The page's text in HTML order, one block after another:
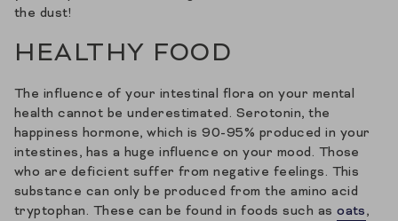
the dust!
HEALTHY FOOD
The influence of your intestinal flora on your mental
health cannot be underestimated. Serotonin, the
happiness hormone, which is 90-95% produced in your
intestines, has a huge influence on your mood. Those
who are deficient suffer from negative feelings. This
substance can only be produced from the amino acid
tryptophan. These can be found in foods such asoats,